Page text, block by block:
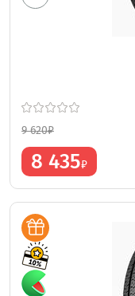
9 620₽
8 435₽